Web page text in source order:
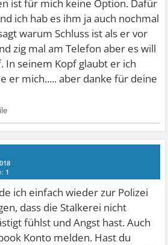
ist für mich keine Option. Dafür
ich hab es ihm ja auch nochmal
warum Schluss ist als er vor
zig mal am Telefon aber es will
In seinem Kopf glaubt er ich
er mich..... aber danke für deine
1
ich einfach wieder zur Polizei
dass die Stalkerei nicht
fühlst und Angst hast. Auch
Konto melden. Hast du